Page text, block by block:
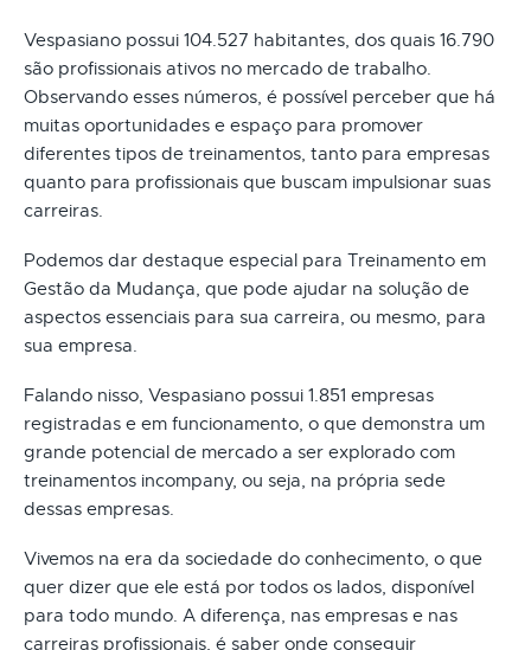
Vespasiano possui 104.527 habitantes, dos quais 16.790
são profissionais ativos no mercado de trabalho.
Observando esses números, é possível perceber que há
muitas oportunidades e espaço para promover
diferentes tipos de treinamentos, tanto para empresas
quanto para profissionais que buscam impulsionar suas
carreiras.
Podemos dar destaque especial para Treinamento em
Gestão da Mudança, que pode ajudar na solução de
aspectos essenciais para sua carreira, ou mesmo, para
sua empresa.
Falando nisso, Vespasiano possui 1.851 empresas
registradas e em funcionamento, o que demonstra um
grande potencial de mercado a ser explorado com
treinamentos incompany, ou seja, na própria sede
dessas empresas.
Vivemos na era da sociedade do conhecimento, o que
quer dizer que ele está por todos os lados, disponível
para todo mundo. A diferença, nas empresas e nas
carreiras profissionais, é saber onde conseguir